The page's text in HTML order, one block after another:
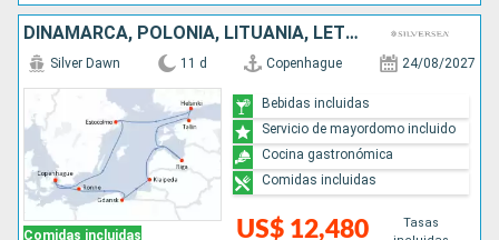
DINAMARCA, POLONIA, LITUANIA, LETONIA, ESTONIA, FINLANDIA, SUECIA
Comidas incluidas
Silver Dawn 11 d Copenhague 24/08/2027
US$ 12,480
Tasas
Bebidas incluidas
Servicio de mayordomo incluido
Cocina gastronómica
Comidas incluidas